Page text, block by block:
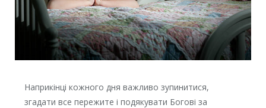
Наприкінці кожного дня важливо зупинитися,
згадати все пережите і подякувати Богові за